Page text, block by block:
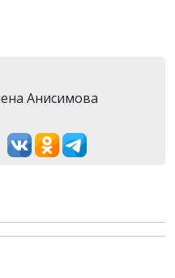
Анисимова